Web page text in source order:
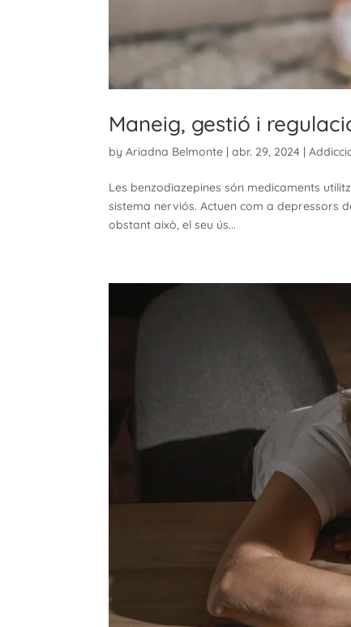
Maneig, gestió i
byAriadna Belmonte |abr. 29, 2024 |
Les benzodiazepines són medicaments
sistema nerviós. Actuen com a depressors
obstant això, el seu ús...